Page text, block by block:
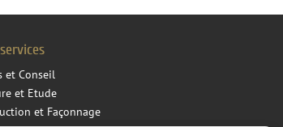
et Conseil
et Etude
et Façonnage